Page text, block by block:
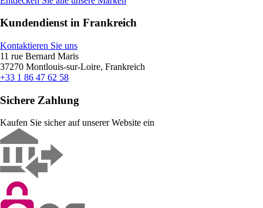
Kundendienst in Frankreich
Kontaktieren Sie uns
11 rue Bernard Maris
37270 Montlouis-sur-Loire, Frankreich
+33 1 86 47 62 58
Sichere Zahlung
Kaufen Sie sicher auf unserer Website ein